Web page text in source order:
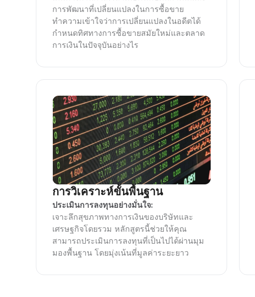
การพัฒนาที่เปลี่ยนแปลงในการซื้อขาย
ทำความเข้าใจว่าการเปลี่ยนแปลงในอดีตได้
กำหนดทิศทางการซื้อขายสมัยใหม่และตลาด
การเงินในปัจจุบันอย่างไร
การวิเคราะห์ขั้นพื้นฐาน
ประเมินการลงทุนอย่างมั่นใจ:
เจาะลึกสุขภาพทางการเงินของบริษัทและ
เศรษฐกิจโดยรวม หลักสูตรนี้ช่วยให้คุณ
สามารถประเมินการลงทุนที่เป็นไปได้ผ่านมุม
มองพื้นฐาน โดยมุ่งเน้นที่มูลค่าระยะยาว